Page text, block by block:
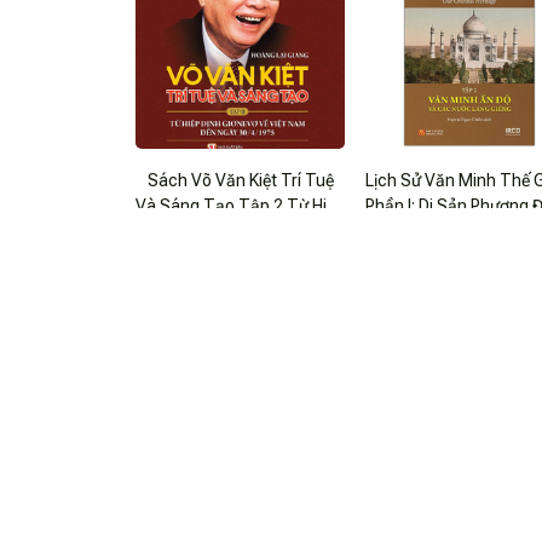
Sách Võ Văn Kiệt Trí Tuệ
Và Sáng Tạo Tập 2 Từ Hiệp
Lịch Sử Văn Minh Thế
Phần I: Di Sản Phương